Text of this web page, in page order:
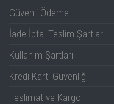
Güvenli Ödeme
İade İptal Teslim Şartları
Kullanım Şartları
Kredi Kartı Güvenliği
Teslimat ve Kargo